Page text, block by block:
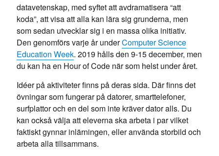
datavetenskap, med syftet att avdramatisera “att
koda”, att visa att alla kan lära sig grunderna, men
som sedan utvecklar sig i en massa olika initiativ.
Den genomförs varje år underComputer Science
Education Week. 2019 hålls den 9-15 december, men
du kan ha en Hour of Code när som helst under året.
Idéer på aktiviteter finns på deras sida. Där finns det
övningar som fungerar på datorer, smarttelefoner,
surfplattor och en del som inte kräver dator alls. Du
kan också välja att eleverna ska arbeta i par vilket
faktiskt gynnar inlärningen, eller använda storbild och
arbeta alla tillsammans.